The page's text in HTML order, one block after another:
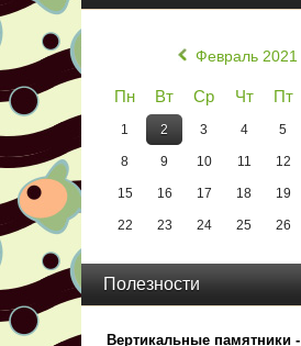
« Февраль 2021
Пн Вт Ср Чт Пт
1 2 3 4 5
8 9 10 11 12
15 16 17 18 19
22 23 24 25 26
Полезности
Вертикальные памятники -